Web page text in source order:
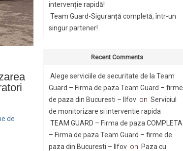
de
intervenție rapidă!
Team Guard-Siguranță completă, într-un
singur partener!
Recent Comments
Alege serviciile de securitate de la Team
Guard – Firma de paza Team Guard – firme
de paza din Bucuresti – Ilfov on Serviciul
de monitorizare si interventie rapida
TEAM GUARD – Firma de paza COMPLETA
– Firma de paza Team Guard – firme de
paza din Bucuresti – Ilfov on Paza cu